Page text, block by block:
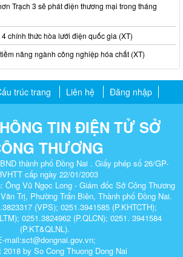
Trạch 3 sẽ phát điện thương mại trong tháng
chính thức hòa lưới điện quốc gia (XT)
năng ngành công nghiệp hóa chất (XT)
trúc trang Liên hệ Đăng nhập
TIN ĐIỆN TỬ SỞ
THƯƠNG
thành phố Đồng Nai . Giấy phép số 26/GP-
cấp ngày 22/01/2003
Ông Vũ Ngọc Long - Giám đốc Sở Công Thương
Trị, Phường Trấn Biên, Thành phố Đồng Nai.
(VPS); 0251.3941585 (P.KHTCTH);
0251.3824962 (P.QLCN); 0251. 3941584
(P.KT&QLNL).
mail:sct@dongnai.gov.vn;
2018 by So Cong Thuong Dong Nai​